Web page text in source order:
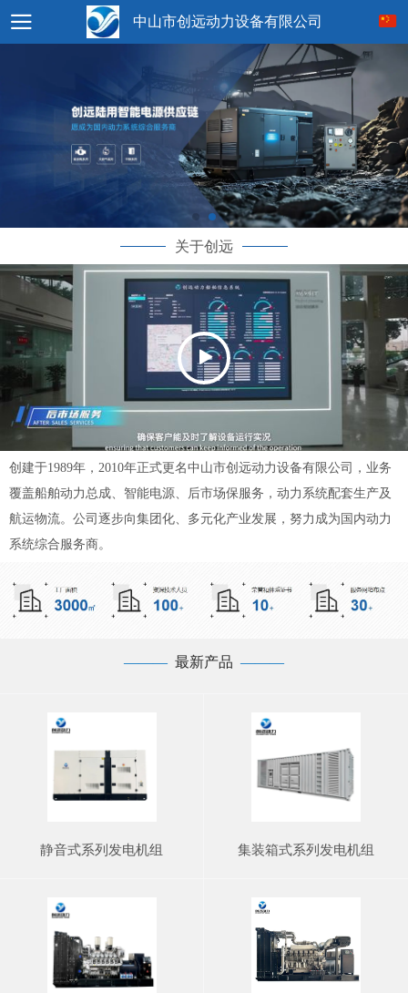
中山市创远动力设备有限公司
关于创远
创建于1989年，2010年正式更名中山市创远动力设备有限公司，业务
覆盖船舶动力总成、智能电源、后市场保服务，动力系统配套生产及
航运物流。公司逐步向集团化、多元化产业发展，努力成为国内动力
系统综合服务商。
——— 最新产品 ———
静音式系列发电机组 集装箱式系列发电机组